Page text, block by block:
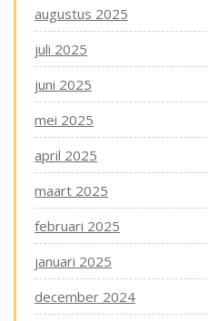
augustus 2025
juli 2025
juni 2025
mei 2025
april 2025
maart 2025
februari 2025
januari 2025
december 2024